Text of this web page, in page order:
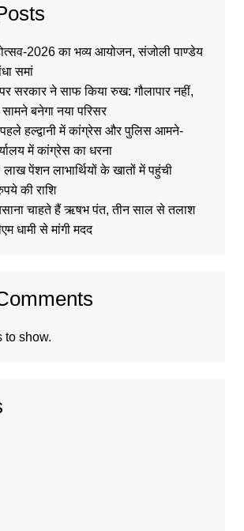
2026 का भव्य आयोजन, संजोली पाण्डेय
समां
पर सरकार ने साफ किया रुख: गौलापार नहीं,
बनेगा नया परिसर
हल्द्वानी में कांग्रेस और पुलिस आमने-
में कांग्रेस का धरना
पेंशन लाभार्थियों के खातों में पहुंची
की राशि
चाहते हैं ऋषभ पंत, तीन साल से तलाश
धामी से मांगी मदद
to show.